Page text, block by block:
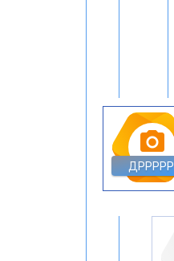
photo_camera
ДРРРРР